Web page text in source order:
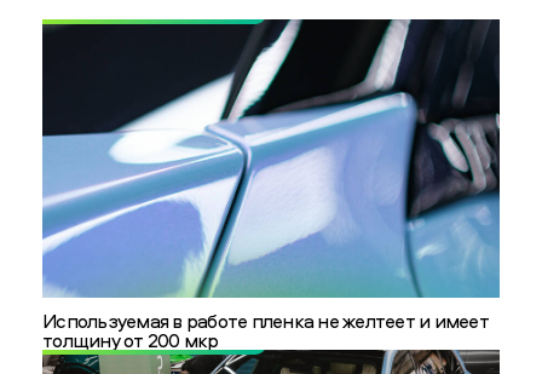
Используемая в работе пленка не желтеет и имеет
толщину от 200 мкр